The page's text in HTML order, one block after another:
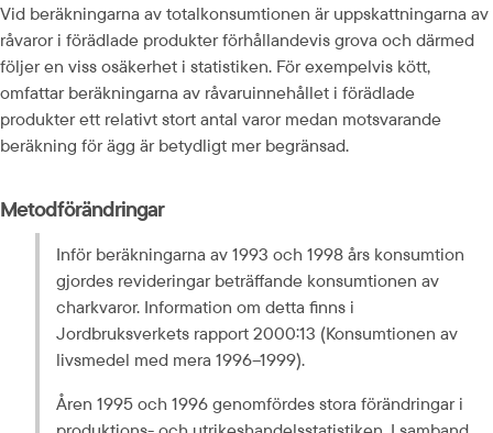
Vid beräkningarna av totalkonsumtionen är uppskattningarna av
råvaror i förädlade produkter förhållandevis grova och därmed
följer en viss osäkerhet i statistiken. För exempelvis kött,
omfattar beräkningarna av råvaruinnehållet i förädlade
produkter ett relativt stort antal varor medan motsvarande
beräkning för ägg är betydligt mer begränsad.
Metodförändringar
Inför beräkningarna av 1993 och 1998 års konsumtion
gjordes revideringar beträffande konsumtionen av
charkvaror. Information om detta finns i
Jordbruksverkets rapport 2000:13 (Konsumtionen av
livsmedel med mera 1996–1999).
Åren 1995 och 1996 genomfördes stora förändringar i